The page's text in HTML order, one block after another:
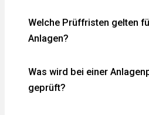
Welche Prüffristen gelten
Anlagen?
Was wird bei einer
geprüft?